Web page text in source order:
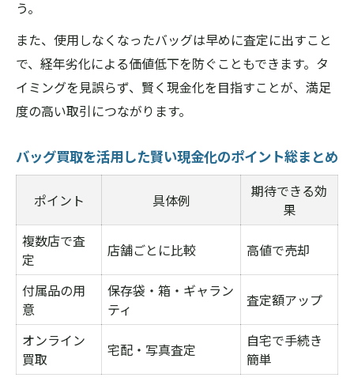
う。
また、使用しなくなったバッグは早めに査定に出すこと
で、経年劣化による価値低下を防ぐこともできます。タ
イミングを見誤らず、賢く現金化を目指すことが、満足
度の高い取引につながります。
バッグ買取を活用した賢い現金化のポイント総まとめ
ポイント 具体例
期待できる効
果
複数店で査
定
店舗ごとに比較 高値で売却
付属品の用
意
保存袋・箱・ギャラン
ティ
査定額アップ
オンライン
買取
宅配・写真査定
自宅で手続き
簡単